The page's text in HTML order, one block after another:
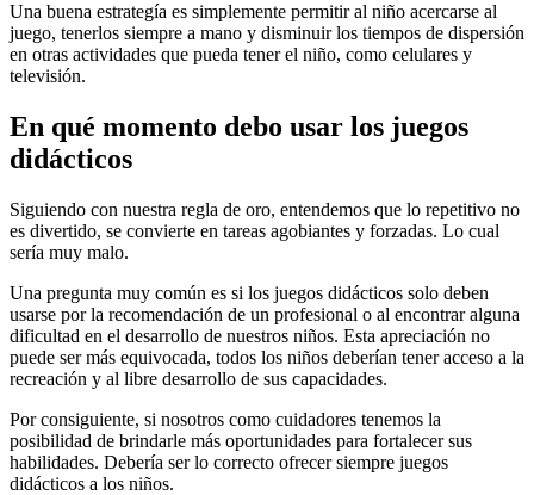
Una buena estrategía es simplemente permitir al niño acercarse al
juego, tenerlos siempre a mano y disminuir los tiempos de dispersión
en otras actividades que pueda tener el niño, como celulares y
televisión.
En qué momento debo usar los juegos
didácticos
Siguiendo con nuestra regla de oro, entendemos que lo repetitivo no
es divertido, se convierte en tareas agobiantes y forzadas. Lo cual
sería muy malo.
Una pregunta muy común es si los juegos didácticos solo deben
usarse por la recomendación de un profesional o al encontrar alguna
dificultad en el desarrollo de nuestros niños. Esta apreciación no
puede ser más equivocada, todos los niños deberían tener acceso a la
recreación y al libre desarrollo de sus capacidades.
Por consiguiente, si nosotros como cuidadores tenemos la
posibilidad de brindarle más oportunidades para fortalecer sus
habilidades. Debería ser lo correcto ofrecer siempre juegos
didácticos a los niños.